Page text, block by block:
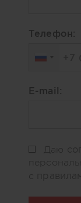
Телефон:
E-mail:
Даю
с